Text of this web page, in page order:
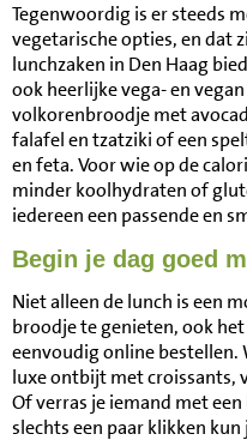
Tegenwoordig is er steeds
vegetarische opties, en dat
lunchzaken in Den Haag
ook heerlijke vega- en
volkorenbroodje met
falafel en tzatziki of een
en feta. Voor wie op de
minder koolhydraten of
iedereen een passende en
Begin je dag goed
Niet alleen de lunch is een
broodje te genieten, ook
eenvoudig online bestellen.
luxe ontbijt met croissants,
Of verras je iemand met
slechts een paar klikken